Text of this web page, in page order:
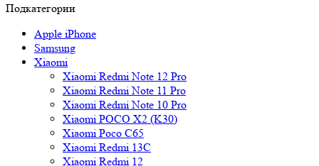
Подкатегории
Apple iPhone
Samsung
Xiaomi
Xiaomi Redmi Note 12 Pro
Xiaomi Redmi Note 11 Pro
Xiaomi Redmi Note 10 Pro
Xiaomi POCO X2 (K30)
Xiaomi Poco C65
Xiaomi Redmi 13C
Xiaomi Redmi 12